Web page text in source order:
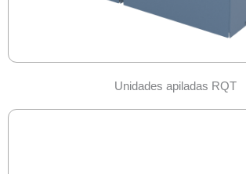
Unidades apiladas RQT